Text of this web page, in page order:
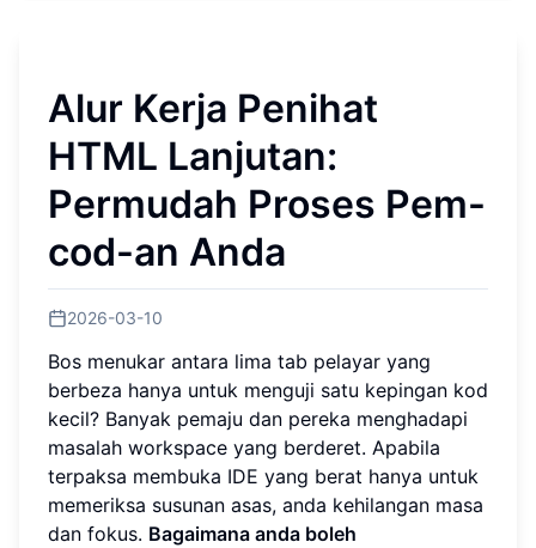
Alur Kerja Penihat
HTML Lanjutan:
Permudah Proses Pem-
cod-an Anda
2026-03-10
Bos menukar antara lima tab pelayar yang
berbeza hanya untuk menguji satu kepingan kod
kecil? Banyak pemaju dan pereka menghadapi
masalah workspace yang berderet. Apabila
terpaksa membuka IDE yang berat hanya untuk
memeriksa susunan asas, anda kehilangan masa
dan fokus. Bagaimana anda boleh